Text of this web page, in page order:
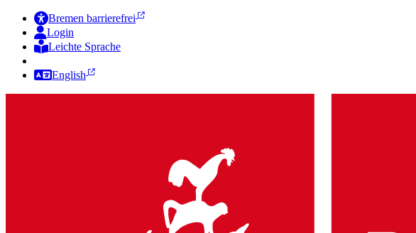
Bremen barrierefrei
Login
Leichte Sprache
English